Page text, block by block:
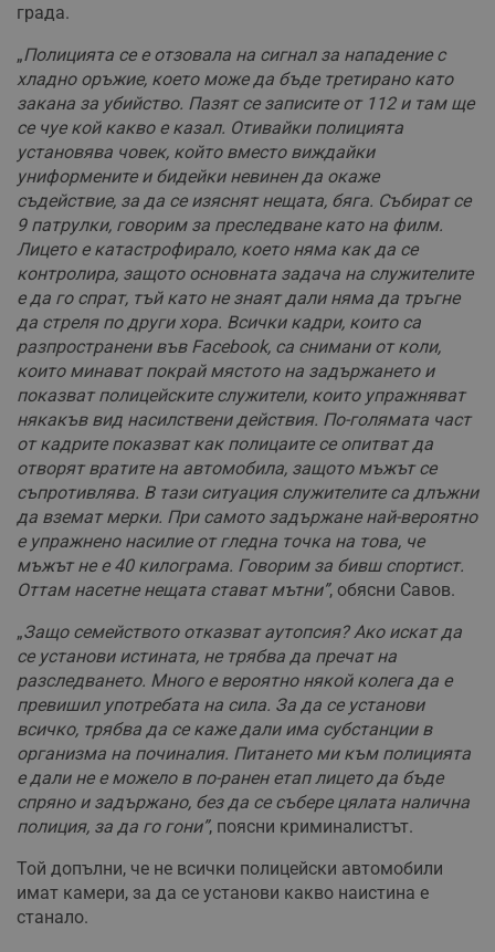
града.
„Полицията се е отзовала на сигнал за нападение с
хладно оръжие, което може да бъде третирано като
закана за убийство. Пазят се записите от 112 и там ще
се чуе кой какво е казал. Отивайки полицията
установява човек, който вместо виждайки
униформените и бидейки невинен да окаже
съдействие, за да се изяснят нещата, бяга. Събират се
9 патрулки, говорим за преследване като на филм.
Лицето е катастрофирало, което няма как да се
контролира, защото основната задача на служителите
е да го спрат, тъй като не знаят дали няма да тръгне
да стреля по други хора. Всички кадри, които са
разпространени във Facebook, са снимани от коли,
които минават покрай мястото на задържането и
показват полицейските служители, които упражняват
някакъв вид насилствени действия. По-голямата част
от кадрите показват как полицаите се опитват да
отворят вратите на автомобила, защото мъжът се
съпротивлява. В тази ситуация служителите са длъжни
да вземат мерки. При самото задържане най-вероятно
е упражнено насилие от гледна точка на това, че
мъжът не е 40 килограма. Говорим за бивш спортист.
Оттам насетне нещата стават мътни”, обясни Савов.
„Защо семейството отказват аутопсия? Ако искат да
се установи истината, не трябва да пречат на
разследването. Много е вероятно някой колега да е
превишил употребата на сила. За да се установи
всичко, трябва да се каже дали има субстанции в
организма на починалия. Питането ми към полицията
е дали не е можело в по-ранен етап лицето да бъде
спряно и задържано, без да се събере цялата налична
полиция, за да го гони”, поясни криминалистът.
Той допълни, че не всички полицейски автомобили
имат камери, за да се установи какво наистина е
станало.